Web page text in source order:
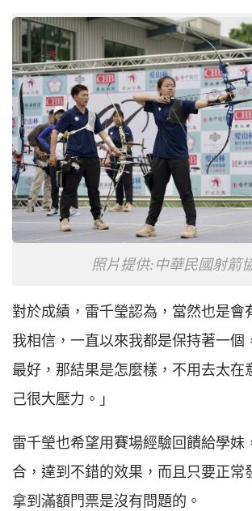
照片提供:中華民國射箭
對於成績，雷千瑩認為，當然也是會
我相信，一直以來我都是保持著一個
最好，那結果是怎麼樣，不用去太在
己很大壓力。」
雷千瑩也希望用賽場經驗回饋給學妹
合，達到不錯的效果，而且只要正常
拿到滿額門票是沒有問題的。